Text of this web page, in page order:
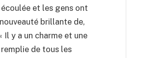
écoulée et les gens ont
brillante de,
y a un charme et une
de tous les